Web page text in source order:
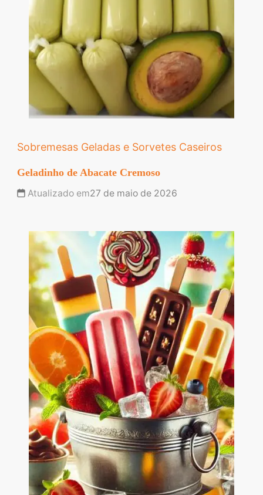
Sobremesas Geladas e Sorvetes Caseiros
Geladinho de Abacate Cremoso
Atualizado em27 de maio de 2026